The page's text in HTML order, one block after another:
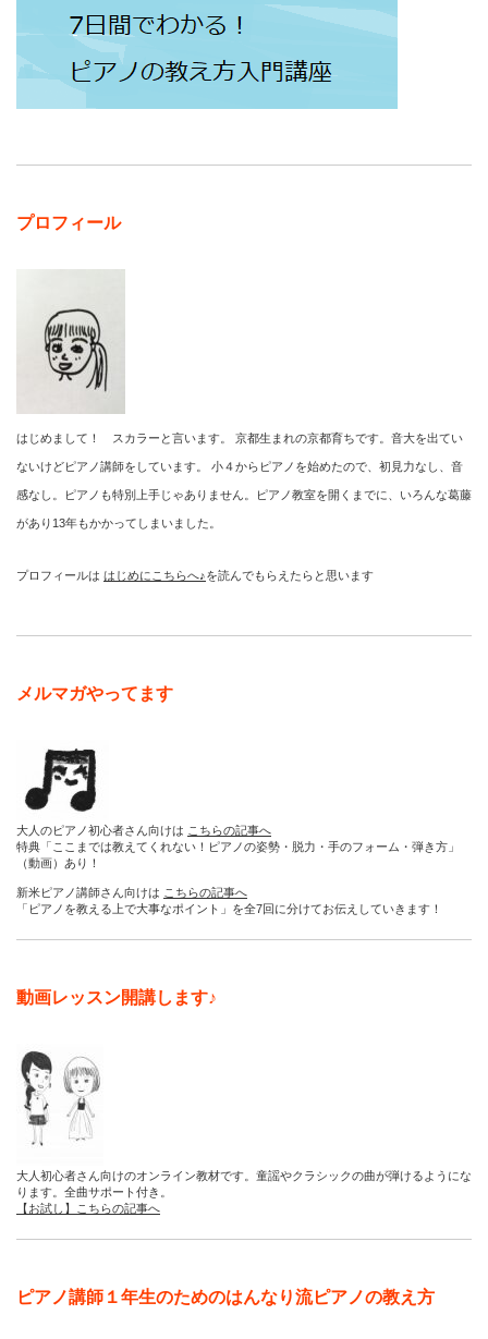
プロフィール
はじめまして！ スカラーと言います。 京都生まれの京都育ちです。音大を出てい
ないけどピアノ講師をしています。 小４からピアノを始めたので、初見力なし、音
感なし。ピアノも特別上手じゃありません。ピアノ教室を開くまでに、いろんな葛藤
があり13年もかかってしまいました。
プロフィールは はじめにこちらへ♪を読んでもらえたらと思います
メルマガやってます
大人のピアノ初心者さん向けは こちらの記事へ
特典「ここまでは教えてくれない！ピアノの姿勢・脱力・手のフォーム・弾き方」
（動画）あり！
新米ピアノ講師さん向けは こちらの記事へ
「ピアノを教える上で大事なポイント」を全7回に分けてお伝えしていきます！
動画レッスン開講します♪
大人初心者さん向けのオンライン教材です。童謡やクラシックの曲が弾けるようにな
ります。全曲サポート付き。
【お試し】こちらの記事へ
ピアノ講師１年生のためのはんなり流ピアノの教え方